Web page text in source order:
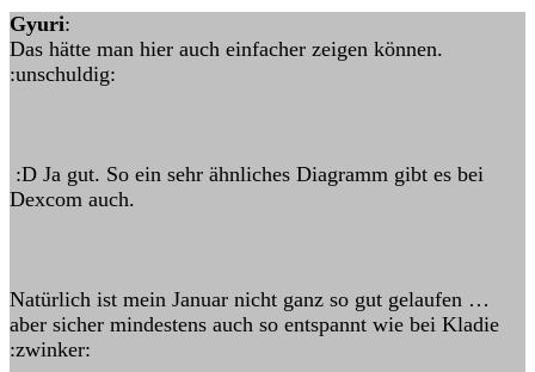
Gyuri:
Das hätte man hier auch einfacher zeigen können.
:unschuldig:
:D Ja gut. So ein sehr ähnliches Diagramm gibt es bei
Dexcom auch.
Natürlich ist mein Januar nicht ganz so gut gelaufen …
aber sicher mindestens auch so entspannt wie bei Kladie
:zwinker: